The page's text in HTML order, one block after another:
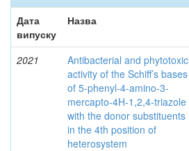
Дата
випуску
Назва
2021
Antibacterial and phytotoxic
activity of the Schiff’s bases
of 5-phenyl-4-amino-3-
mercapto-4H-1,2,4-triazole
with the donor substituents
in the 4th position of
heterosystem